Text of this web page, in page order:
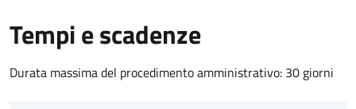
Tempi e scadenze
Durata massima del procedimento amministrativo: 30 giorni